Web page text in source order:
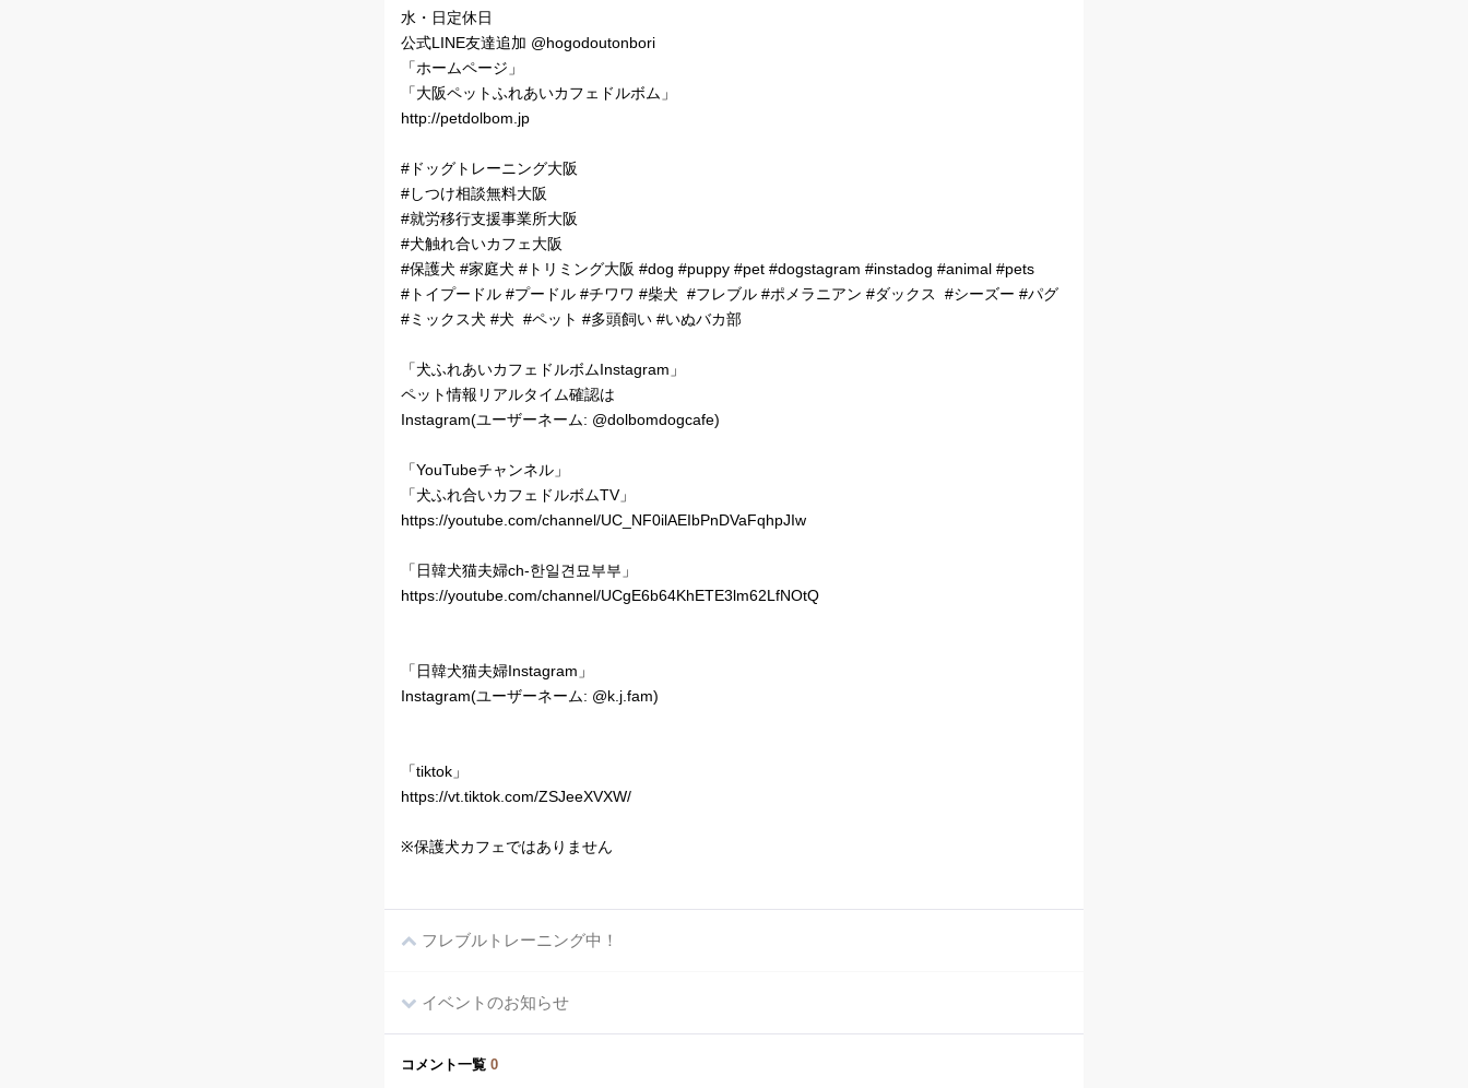
水・日定休日
公式LINE友達追加 @hogodoutonbori
「ホームページ」
「大阪ペットふれあいカフェドルボム」
http://petdolbom.jp
#ドッグトレーニング大阪
#しつけ相談無料大阪
#就労移行支援事業所大阪
#犬触れ合いカフェ大阪
#保護犬 #家庭犬 #トリミング大阪 #dog #puppy #pet #dogstagram #instadog #animal #pets
#トイプードル #プードル #チワワ #柴犬 #フレブル #ポメラニアン #ダックス #シーズー #パグ
#ミックス犬 #犬 #ペット #多頭飼い #いぬバカ部
「犬ふれあいカフェドルボムInstagram」
ペット情報リアルタイム確認は
Instagram(ユーザーネーム: @dolbomdogcafe)
「YouTubeチャンネル」
「犬ふれ合いカフェドルボムTV」
https://youtube.com/channel/UC_NF0ilAEIbPnDVaFqhpJIw
「日韓犬猫夫婦ch-한일견묘부부」
https://youtube.com/channel/UCgE6b64KhETE3lm62LfNOtQ
「日韓犬猫夫婦Instagram」
Instagram(ユーザーネーム: @k.j.fam)
「tiktok」
https://vt.tiktok.com/ZSJeeXVXW/
※保護犬カフェではありません
フレブルトレーニング中！
イベントのお知らせ
コメント一覧 0